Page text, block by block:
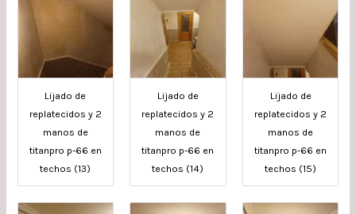
Lijado de
replatecidos y 2
manos de
titanpro p-66 en
techos (13)
Lijado de
replatecidos y 2
manos de
titanpro p-66 en
techos (14)
Lijado de
replatecidos y 2
manos de
titanpro p-66 en
techos (15)